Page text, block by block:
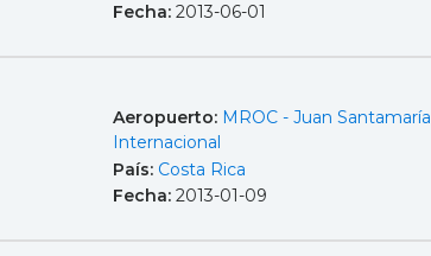
Fecha: 2013-06-01
Aeropuerto: MROC - Juan Santamaría
Internacional
País: Costa Rica
Fecha: 2013-01-09